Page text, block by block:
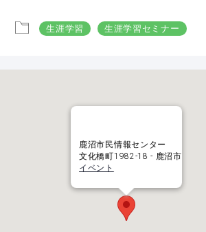
生涯学習 生涯学習セミナー
鹿沼市民情報センター
文化橋町1982-18 - 鹿沼市
イベント